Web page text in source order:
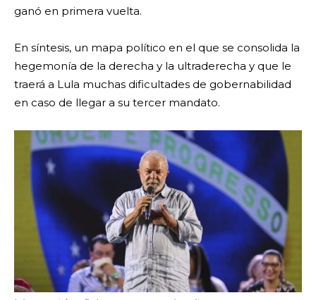
ganó en primera vuelta.
En síntesis, un mapa político en el que se consolida la
hegemonía de la derecha y la ultraderecha y que le
traerá a Lula muchas dificultades de gobernabilidad
en caso de llegar a su tercer mandato.